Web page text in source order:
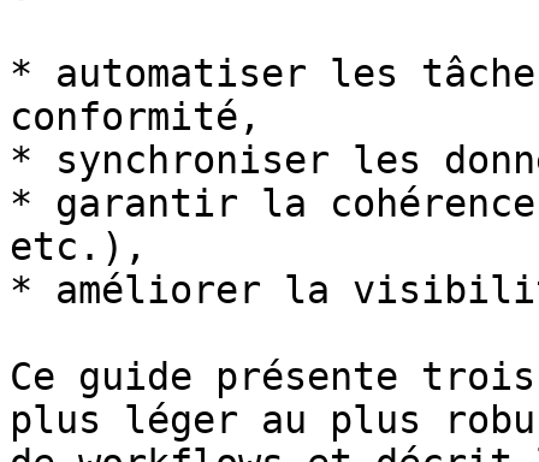
* automatiser les
conformité,
* synchroniser les
* garantir la cohérence
etc.),
* améliorer la
Ce guide présente
plus léger au plus